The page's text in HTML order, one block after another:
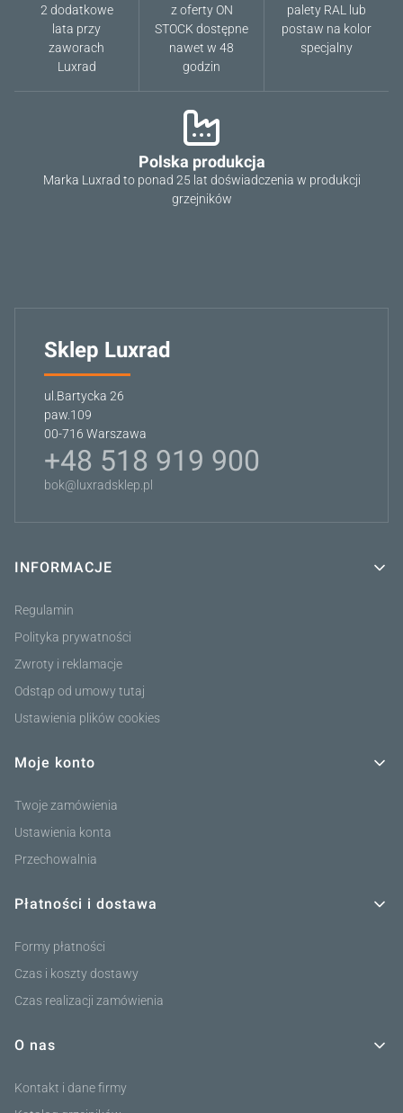
2 dodatkowe
lata przy
zaworach
Luxrad
z oferty ON
STOCK dostępne
nawet w 48
godzin
palety RAL lub
postaw na kolor
specjalny
Polska produkcja
Marka Luxrad to ponad 25 lat doświadczenia w produkcji
grzejników
Sklep Luxrad
ul.Bartycka 26
paw.109
00-716 Warszawa
+48 518 919 900
bok@luxradsklep.pl
Linki w stopce
INFORMACJE
Regulamin
Polityka prywatności
Zwroty i reklamacje
Odstąp od umowy tutaj
Ustawienia plików cookies
Moje konto
Twoje zamówienia
Ustawienia konta
Przechowalnia
Płatności i dostawa
Formy płatności
Czas i koszty dostawy
Czas realizacji zamówienia
O nas
Kontakt i dane firmy